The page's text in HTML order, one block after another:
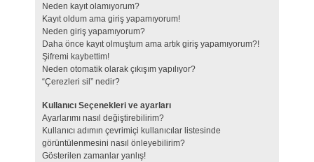
Neden kayıt olamıyorum?
Kayıt oldum ama giriş yapamıyorum!
Neden giriş yapamıyorum?
Daha önce kayıt olmuştum ama artık giriş yapamıyorum?!
Şifremi kaybettim!
Neden otomatik olarak çıkışım yapılıyor?
“Çerezleri sil” nedir?
Kullanıcı Seçenekleri ve ayarları
Ayarlarımı nasıl değiştirebilirim?
Kullanıcı adımın çevrimiçi kullanıcılar listesinde
görüntülenmesini nasıl önleyebilirim?
Gösterilen zamanlar yanlış!